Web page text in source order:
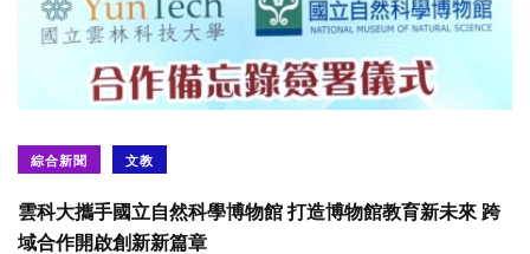
綜合新聞 文教
雲科大攜手國立自然科學博物館 打造博物館教育新未來 跨
域合作開啟創新新篇章